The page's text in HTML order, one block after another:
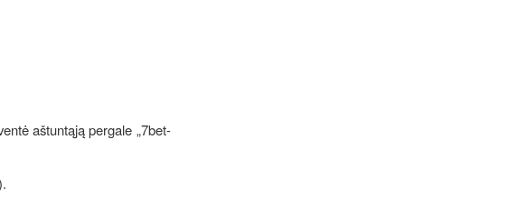
aštuntąją pergale „7bet-